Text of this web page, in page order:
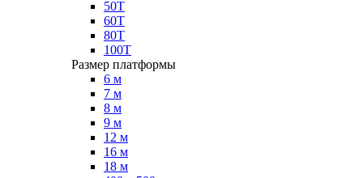
50Т
60Т
80Т
100Т
Размер платформы
6 м
7 м
8 м
9 м
12 м
16 м
18 м